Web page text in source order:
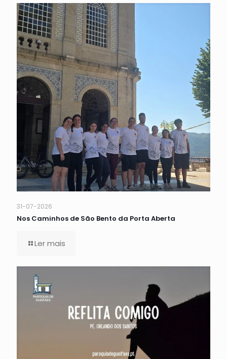
31-07-2026
Nos Caminhos de São Bento da Porta Aberta
Ler mais